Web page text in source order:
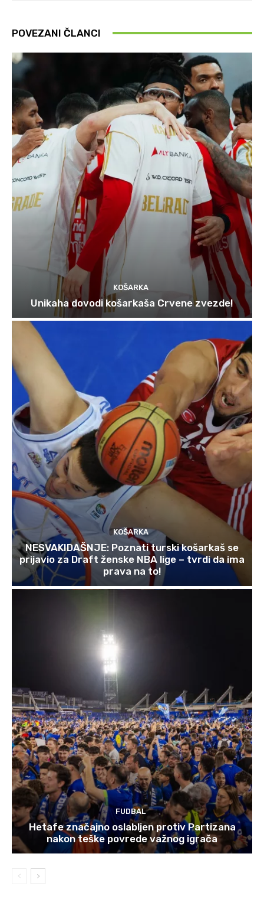
POVEZANI ČLANCI
KOŠARKA
Unikaha dovodi košarkaša Crvene zvezde!
KOŠARKA
NESVAKIDAŠNJE: Poznati turski košarkaš se
prijavio za Draft ženske NBA lige – tvrdi da ima
prava na to!
FUDBAL
Hetafe značajno oslabljen protiv Partizana
nakon teške povrede važnog igrača